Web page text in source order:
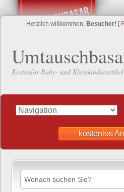
Herzlich willkommen, Besucher! [
Kostenlos Baby- und
kostenlos